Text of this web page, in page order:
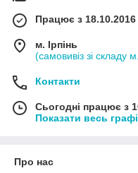
Працює з 18.10.2016
м. Ірпінь
(самовивіз зі складу
Контакти
Сьогодні працює з
Показати весь
Про нас